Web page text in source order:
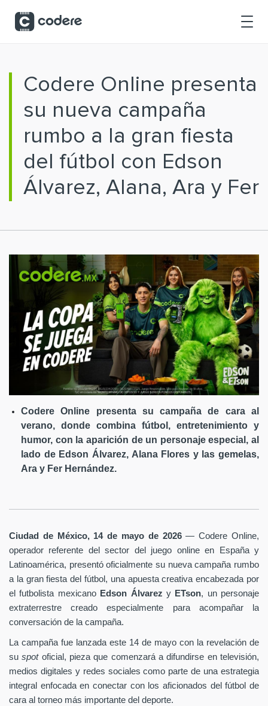
Codere Online presenta
su nueva campaña
rumbo a la gran fiesta
del fútbol con Edson
Álvarez, Alana, Ara y Fer
Codere Online presenta su campaña de cara al
verano, donde combina fútbol, entretenimiento y
humor, con la aparición de un personaje especial, al
lado de Edson Álvarez, Alana Flores y las gemelas,
Ara y Fer Hernández.
Ciudad de México, 14 de mayo de 2026— Codere Online,
operador referente del sector del juego online en España y
Latinoamérica, presentó oficialmente su nueva campaña rumbo
a la gran fiesta del fútbol, una apuesta creativa encabezada por
el futbolista mexicano Edson Álvarez yETson, un personaje
extraterrestre creado especialmente para acompañar la
conversación de la campaña.
La campaña fue lanzada este 14 de mayo con la revelación de
suspot oficial, pieza que comenzará a difundirse en televisión,
medios digitales y redes sociales como parte de una estrategia
integral enfocada en conectar con los aficionados del fútbol de
cara al torneo más importante del deporte.